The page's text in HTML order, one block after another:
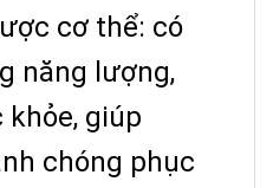
cơ thể: có
năng lượng,
giúp
chóng phục